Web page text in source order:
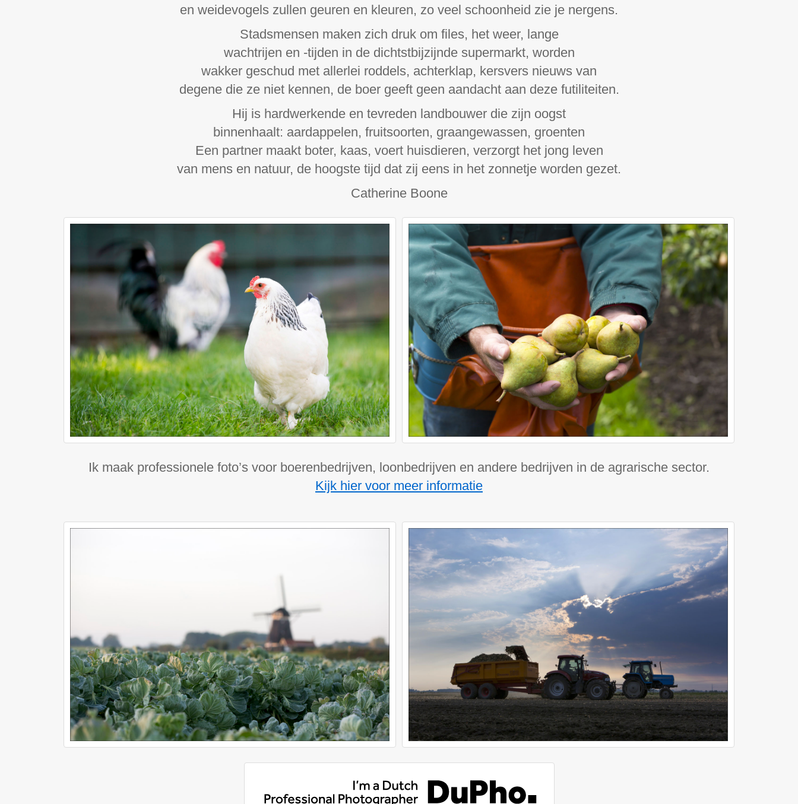
en weidevogels zullen geuren en kleuren, zo veel schoonheid zie je nergens.
Stadsmensen maken zich druk om files, het weer, lange
wachtrijen en -tijden in de dichtstbijzijnde supermarkt, worden
wakker geschud met allerlei roddels, achterklap, kersvers nieuws van
degene die ze niet kennen, de boer geeft geen aandacht aan deze futiliteiten.
Hij is hardwerkende en tevreden landbouwer die zijn oogst
binnenhaalt: aardappelen, fruitsoorten, graangewassen, groenten
Een partner maakt boter, kaas, voert huisdieren, verzorgt het jong leven
van mens en natuur, de hoogste tijd dat zij eens in het zonnetje worden gezet.
Catherine Boone
Ik maak professionele foto’s voor boerenbedrijven, loonbedrijven en andere bedrijven in de agrarische sector.
Kijk hier voor meer informatie